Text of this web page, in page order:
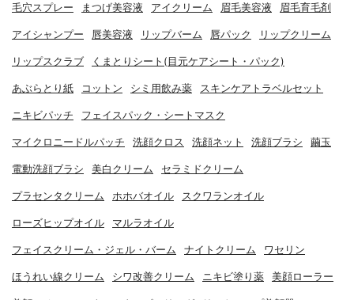
毛穴スプレー まつげ美容液 アイクリーム 眉毛美容液 眉毛育毛剤
アイシャンプー 唇美容液 リップバーム 唇パック リップクリーム
リップスクラブ くまとりシート(目元ケアシート・パック)
あぶらとり紙 コットン シミ用飲み薬 スキンケアトラベルセット
ニキビパッチ フェイスパック・シートマスク
マイクロニードルパッチ 洗顔クロス 洗顔ネット 洗顔ブラシ 繭玉
電動洗顔ブラシ 美白クリーム セラミドクリーム
プラセンタクリーム ホホバオイル スクワランオイル
ローズヒップオイル マルラオイル
フェイスクリーム・ジェル・バーム ナイトクリーム ワセリン
ほうれい線クリーム シワ改善クリーム ニキビ塗り薬 美顔ローラー